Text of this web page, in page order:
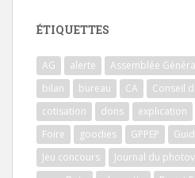
ÉTIQUETTES
AG alerte Assemblée
bilan
bureau CA Conseil
cotisation
dons explication
Foire
goodies GPPEP
Jeu concours
Journal du